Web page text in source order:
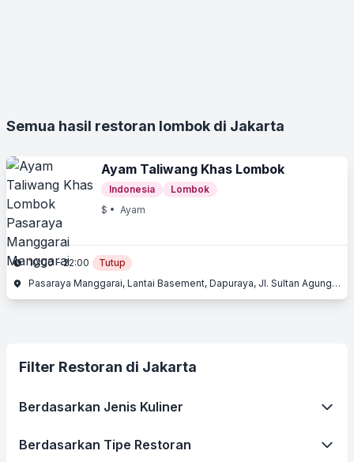
Semua hasil restoran lombok di Jakarta
Ayam Taliwang Khas Lombok
Indonesia
Lombok
$ • Ayam
10:00 - 22:00
Tutup
Pasaraya Manggarai, Lantai Basement, Dapuraya, Jl. Sultan Agung No. 1, Manggarai, Jakarta Selatan, Jakarta
Filter Restoran di Jakarta
Berdasarkan Jenis Kuliner
Berdasarkan Tipe Restoran